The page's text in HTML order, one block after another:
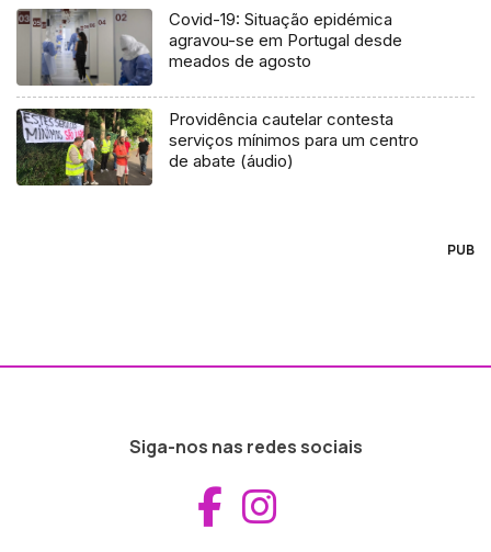
Covid-19: Situação epidémica
agravou-se em Portugal desde
meados de agosto
Providência cautelar contesta
serviços mínimos para um centro
de abate (áudio)
PUB
Siga-nos nas redes sociais
Aceder ao